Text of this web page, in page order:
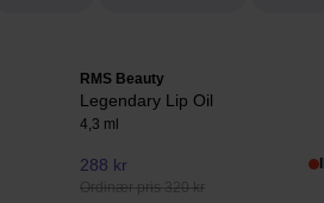
RMS Beauty
Legendary Lip Oil
4,3 ml
288 kr
Ordinær pris 320 kr